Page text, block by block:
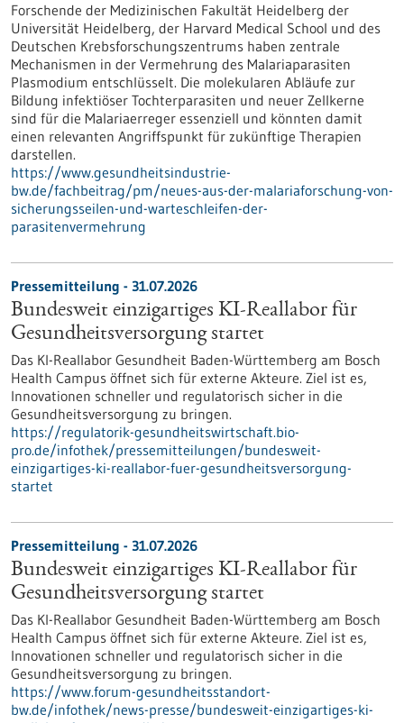
Forschende der Medizinischen Fakultät Heidelberg der
Universität Heidelberg, der Harvard Medical School und des
Deutschen Krebsforschungszentrums haben zentrale
Mechanismen in der Vermehrung des Malariaparasiten
Plasmodium entschlüsselt. Die molekularen Abläufe zur
Bildung infektiöser Tochterparasiten und neuer Zellkerne
sind für die Malariaerreger essenziell und könnten damit
einen relevanten Angriffspunkt für zukünftige Therapien
darstellen.
https://www.gesundheitsindustrie-
bw.de/fachbeitrag/pm/neues-aus-der-malariaforschung-von-
sicherungsseilen-und-warteschleifen-der-
parasitenvermehrung
Pressemitteilung - 31.07.2026
Bundesweit einzigartiges KI-Reallabor für
Gesundheits­versorgung startet
Das KI-Reallabor Gesundheit Baden-Württemberg am Bosch
Health Campus öffnet sich für externe Akteure. Ziel ist es,
Innovationen schneller und regulatorisch sicher in die
Gesundheitsversorgung zu bringen.
https://regulatorik-gesundheitswirtschaft.bio-
pro.de/infothek/pressemitteilungen/bundesweit-
einzigartiges-ki-reallabor-fuer-gesundheitsversorgung-
startet
Pressemitteilung - 31.07.2026
Bundesweit einzigartiges KI-Reallabor für
Gesundheits­versorgung startet
Das KI-Reallabor Gesundheit Baden-Württemberg am Bosch
Health Campus öffnet sich für externe Akteure. Ziel ist es,
Innovationen schneller und regulatorisch sicher in die
Gesundheitsversorgung zu bringen.
https://www.forum-gesundheitsstandort-
bw.de/infothek/news-presse/bundesweit-einzigartiges-ki-